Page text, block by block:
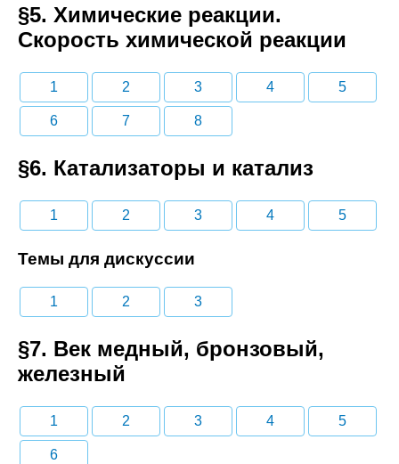
§5. Химические реакции.
Скорость химической реакции
1 2 3 4 5
6 7 8
§6. Катализаторы и катализ
1 2 3 4 5
Темы для дискуссии
1 2 3
§7. Век медный, бронзовый,
железный
1 2 3 4 5
6